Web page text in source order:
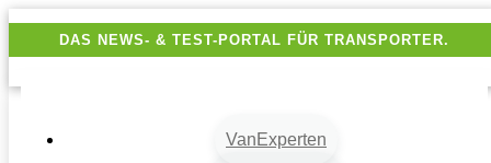
DAS NEWS- & TEST-PORTAL FÜR TRANSPORTER.
VanExperten